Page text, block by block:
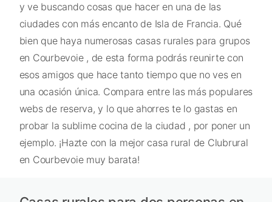
y ve buscando cosas que hacer en una de las
ciudades con más encanto de Isla de Francia. Qué
bien que haya numerosas casas rurales para grupos
en Courbevoie , de esta forma podrás reunirte con
esos amigos que hace tanto tiempo que no ves en
una ocasión única. Compara entre las más populares
webs de reserva, y lo que ahorres te lo gastas en
probar la sublime cocina de la ciudad , por poner un
ejemplo. ¡Hazte con la mejor casa rural de Clubrural
en Courbevoie muy barata!